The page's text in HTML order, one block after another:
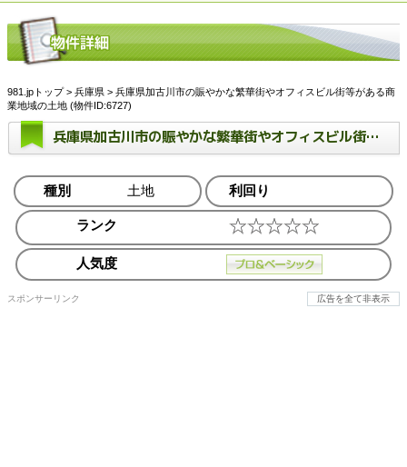
981.jpトップ> 兵庫県 > 兵庫県加古川市の賑やかな繁華街やオフィスビル街等がある商
業地域の土地 (物件ID:6727)
兵庫県加古川市の賑やかな繁華街やオフィスビル街等がある商業地域の土地
種別 土地 利回り
ランク
人気度
スポンサーリンク 広告を全て非表示